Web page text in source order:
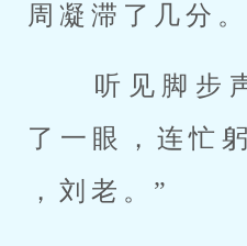
周凝滞了几分。
听见脚步
了一眼，连忙
，刘老。”